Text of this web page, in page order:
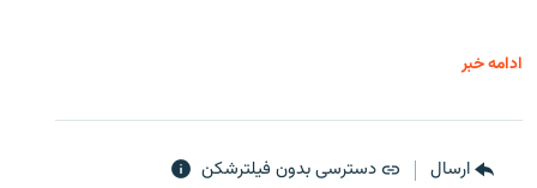
ادامه خبر
ارسال دسترسی بدون فیلترشکن